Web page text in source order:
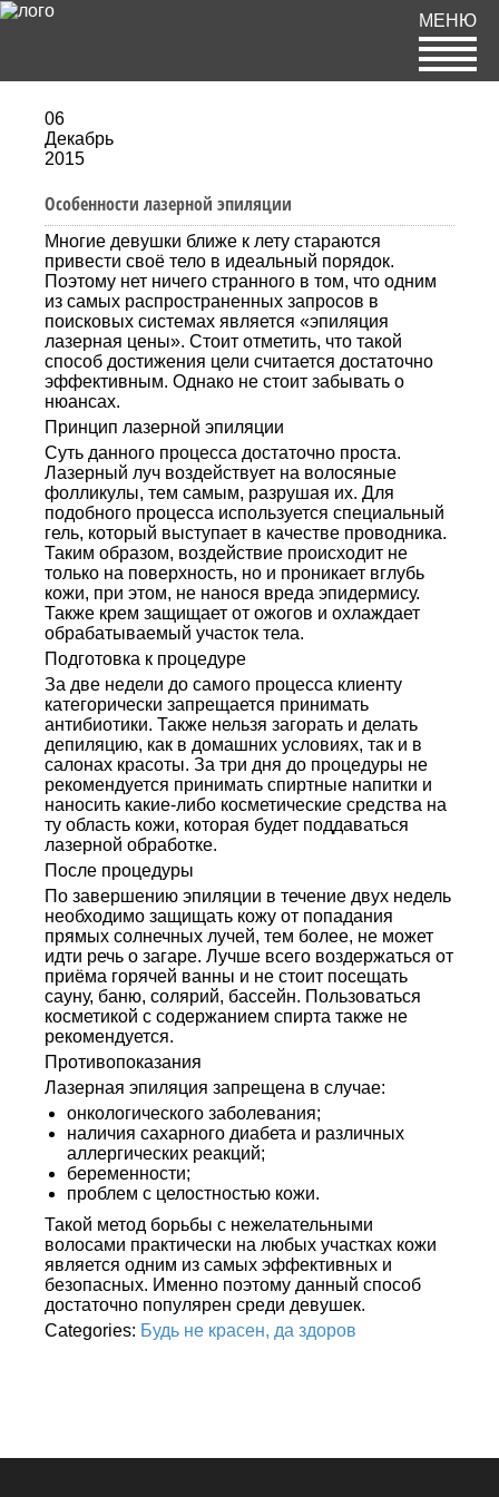
МЕНЮ
06
Декабрь
2015
Особенности лазерной эпиляции
Многие девушки ближе к лету стараются
привести своё тело в идеальный порядок.
Поэтому нет ничего странного в том, что одним
из самых распространенных запросов в
поисковых системах является «эпиляция
лазерная цены». Стоит отметить, что такой
способ достижения цели считается достаточно
эффективным. Однако не стоит забывать о
нюансах.
Принцип лазерной эпиляции
Суть данного процесса достаточно проста.
Лазерный луч воздействует на волосяные
фолликулы, тем самым, разрушая их. Для
подобного процесса используется специальный
гель, который выступает в качестве проводника.
Таким образом, воздействие происходит не
только на поверхность, но и проникает вглубь
кожи, при этом, не нанося вреда эпидермису.
Также крем защищает от ожогов и охлаждает
обрабатываемый участок тела.
Подготовка к процедуре
За две недели до самого процесса клиенту
категорически запрещается принимать
антибиотики. Также нельзя загорать и делать
депиляцию, как в домашних условиях, так и в
салонах красоты. За три дня до процедуры не
рекомендуется принимать спиртные напитки и
наносить какие-либо косметические средства на
ту область кожи, которая будет поддаваться
лазерной обработке.
После процедуры
По завершению эпиляции в течение двух недель
необходимо защищать кожу от попадания
прямых солнечных лучей, тем более, не может
идти речь о загаре. Лучше всего воздержаться от
приёма горячей ванны и не стоит посещать
сауну, баню, солярий, бассейн. Пользоваться
косметикой с содержанием спирта также не
рекомендуется.
Противопоказания
Лазерная эпиляция запрещена в случае:
онкологического заболевания;
наличия сахарного диабета и различных
аллергических реакций;
беременности;
проблем с целостностью кожи.
Такой метод борьбы с нежелательными
волосами практически на любых участках кожи
является одним из самых эффективных и
безопасных. Именно поэтому данный способ
достаточно популярен среди девушек.
Categories: Будь не красен, да здоров